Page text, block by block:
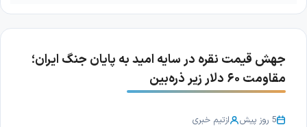
جهش قیمت نقره در سایه امید به پایان جنگ ایران؛
مقاومت ۶۰ دلار زیر ذره‌بین
5 روز پیش ازتیم خبری